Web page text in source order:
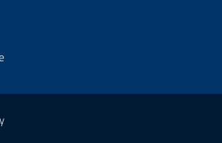
scheda - new tab)
Utili